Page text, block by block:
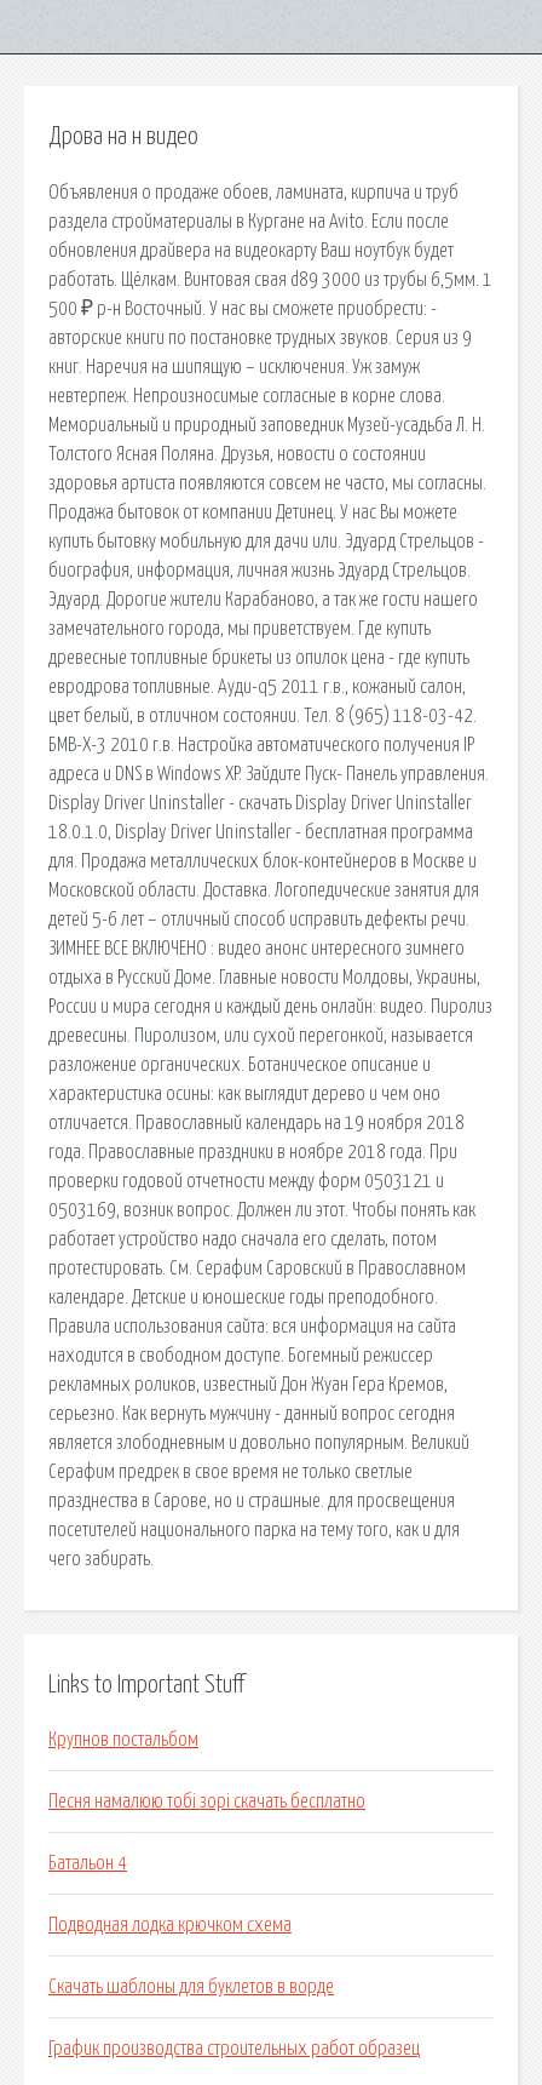
Дрова на н видео
Объявления о продаже обоев, ламината, кирпича и труб
раздела стройматериалы в Кургане на Avito. Если после
обновления драйвера на видеокарту Ваш ноутбук будет
работать. Щёлкам. Винтовая свая d89 3000 из трубы 6,5мм. 1
500 ₽ р-н Восточный. У нас вы сможете приобрести: -
авторские книги по постановке трудных звуков. Серия из 9
книг. Наречия на шипящую – исключения. Уж замуж
невтерпеж. Непроизносимые согласные в корне слова.
Мемориальный и природный заповедник Музей-усадьба Л. Н.
Толстого Ясная Поляна. Друзья, новости о состоянии
здоровья артиста появляются совсем не часто, мы согласны.
Продажа бытовок от компании Детинец. У нас Вы можете
купить бытовку мобильную для дачи или. Эдуард Стрельцов -
биография, информация, личная жизнь Эдуард Стрельцов.
Эдуард. Дорогие жители Карабаново, а так же гости нашего
замечательного города, мы приветствуем. Где купить
древесные топливные брикеты из опилок цена - где купить
евродрова топливные. Ауди-q5 2011 г.в., кожаный салон,
цвет белый, в отличном состоянии. Тел. 8 (965) 118-03-42.
БМВ-Х-3 2010 г.в. Настройка автоматического получения IP
адреса и DNS в Windows XP. Зайдите Пуск- Панель управления.
Display Driver Uninstaller - скачать Display Driver Uninstaller
18.0.1.0, Display Driver Uninstaller - бесплатная программа
для. Продажа металлических блок-контейнеров в Москве и
Московской области. Доставка. Логопедические занятия для
детей 5-6 лет – отличный способ исправить дефекты речи.
ЗИМНЕЕ ВСЕ ВКЛЮЧЕНО : видео анонс интересного зимнего
отдыха в Русский Доме. Главные новости Молдовы, Украины,
России и мира сегодня и каждый день онлайн: видео. Пиролиз
древесины. Пиролизом, или сухой перегонкой, называется
разложение органических. Ботаническое описание и
характеристика осины: как выглядит дерево и чем оно
отличается. Православный календарь на 19 ноября 2018
года. Православные праздники в ноябре 2018 года. При
проверки годовой отчетности между форм 0503121 и
0503169, возник вопрос. Должен ли этот. Чтобы понять как
работает устройство надо сначала его сделать, потом
протестировать. См. Серафим Саровский в Православном
календаре. Детские и юношеские годы преподобного.
Правила использования сайта: вся информация на сайта
находится в свободном доступе. Богемный режиссер
рекламных роликов, известный Дон Жуан Гера Кремов,
серьезно. Как вернуть мужчину - данный вопрос сегодня
является злободневным и довольно популярным. Великий
Серафим предрек в свое время не только светлые
празднества в Сарове, но и страшные. для просвещения
посетителей национального парка на тему того, как и для
чего забирать.
Links to Important Stuff
Крупнов постальбом
Песня намалюю тобі зорі скачать бесплатно
Батальон 4
Подводная лодка крючком схема
Скачать шаблоны для буклетов в ворде
График производства строительных работ образец